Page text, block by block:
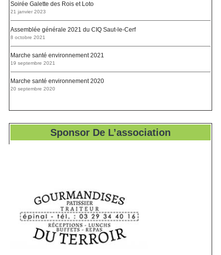
Soirée Galette des Rois et Loto
21 janvier 2023
Assemblée générale 2021 du CIQ Saut-le-Cerf
8 octobre 2021
Marche santé environnement 2021
19 septembre 2021
Marche santé environnement 2020
20 septembre 2020
Sponsor De L’association